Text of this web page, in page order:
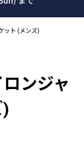
ット (メンズ)
ンジャ